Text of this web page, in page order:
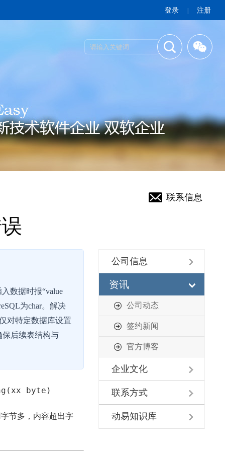
登录 注册
联系信息
公司信息
资讯
公司动态
签约新闻
官方博客
企业文化
联系方式
动易知识库
数据时报“value
为char。解决
对特定数据库设置
后续表结构与
byte)
节多，内容超出字